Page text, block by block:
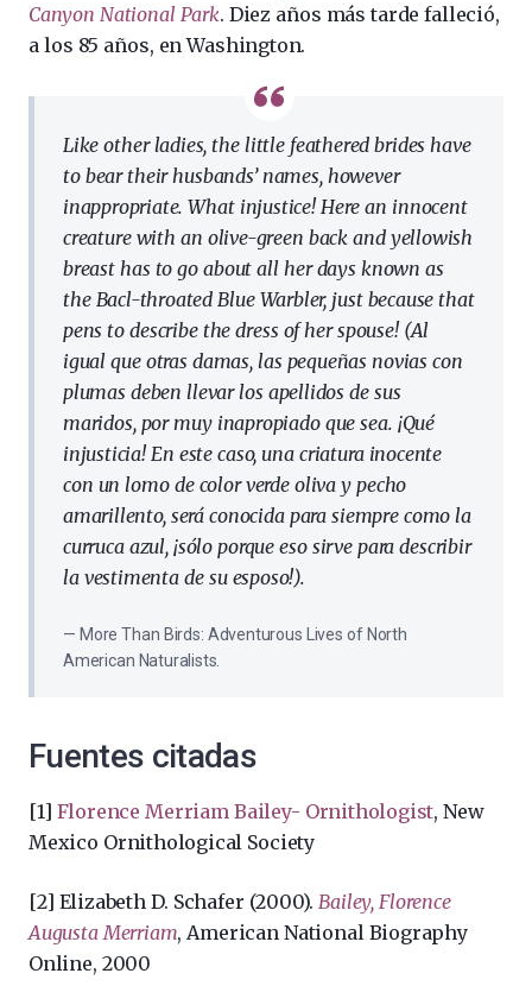
Canyon National Park. Diez años más tarde falleció,
a los 85 años, en Washington.
Like other ladies, the little feathered brides have
to bear their husbands’ names, however
inappropriate. What injustice! Here an innocent
creature with an olive-green back and yellowish
breast has to go about all her days known as
the Bacl-throated Blue Warbler, just because that
pens to describe the dress of her spouse! (Al
igual que otras damas, las pequeñas novias con
plumas deben llevar los apellidos de sus
maridos, por muy inapropiado que sea. ¡Qué
injusticia! En este caso, una criatura inocente
con un lomo de color verde oliva y pecho
amarillento, será conocida para siempre como la
curruca azul, ¡sólo porque eso sirve para describir
la vestimenta de su esposo!).
More Than Birds: Adventurous Lives of North
American Naturalists.
Fuentes citadas
[1] Florence Merriam Bailey- Ornithologist, New
Mexico Ornithological Society
[2] Elizabeth D. Schafer (2000). Bailey, Florence
Augusta Merriam, American National Biography
Online, 2000